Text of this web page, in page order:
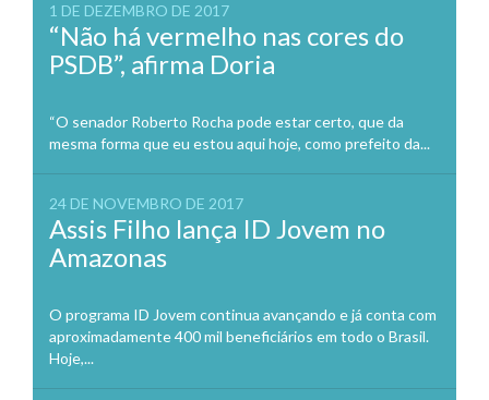
1 DE DEZEMBRO DE 2017
“Não há vermelho nas cores do
PSDB”, afirma Doria
“O senador Roberto Rocha pode estar certo, que da
mesma forma que eu estou aqui hoje, como prefeito da...
24 DE NOVEMBRO DE 2017
Assis Filho lança ID Jovem no
Amazonas
O programa ID Jovem continua avançando e já conta com
aproximadamente 400 mil beneficiários em todo o Brasil.
Hoje,...